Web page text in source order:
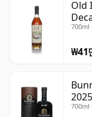
Old
700ml
₩41
700ml